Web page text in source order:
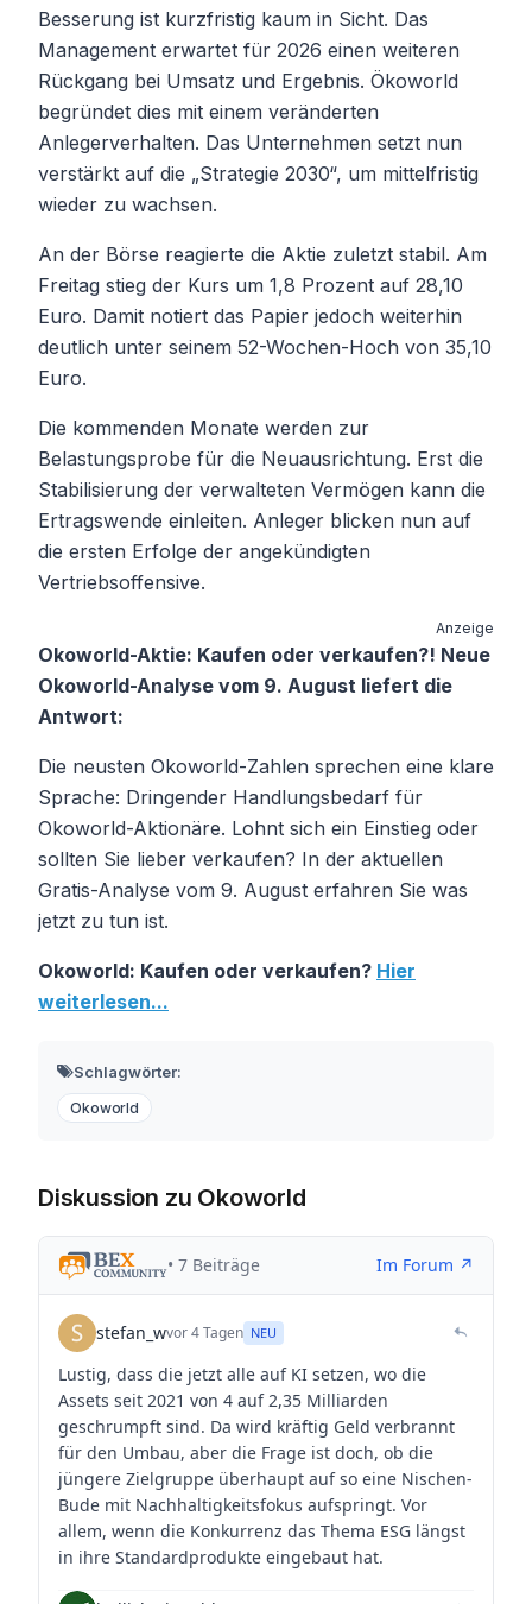
Besserung ist kurzfristig kaum in Sicht. Das
Management erwartet für 2026 einen weiteren
Rückgang bei Umsatz und Ergebnis. Ökoworld
begründet dies mit einem veränderten
Anlegerverhalten. Das Unternehmen setzt nun
verstärkt auf die „Strategie 2030“, um mittelfristig
wieder zu wachsen.
An der Börse reagierte die Aktie zuletzt stabil. Am
Freitag stieg der Kurs um 1,8 Prozent auf 28,10
Euro. Damit notiert das Papier jedoch weiterhin
deutlich unter seinem 52-Wochen-Hoch von 35,10
Euro.
Die kommenden Monate werden zur
Belastungsprobe für die Neuausrichtung. Erst die
Stabilisierung der verwalteten Vermögen kann die
Ertragswende einleiten. Anleger blicken nun auf
die ersten Erfolge der angekündigten
Vertriebsoffensive.
Anzeige
Okoworld-Aktie: Kaufen oder verkaufen?! Neue
Okoworld-Analyse vom 9. August liefert die
Antwort:
Die neusten Okoworld-Zahlen sprechen eine klare
Sprache: Dringender Handlungsbedarf für
Okoworld-Aktionäre. Lohnt sich ein Einstieg oder
sollten Sie lieber verkaufen? In der aktuellen
Gratis-Analyse vom 9. August erfahren Sie was
jetzt zu tun ist.
Okoworld: Kaufen oder verkaufen? Hier
weiterlesen...
Schlagwörter:
Okoworld
Diskussion zu Okoworld